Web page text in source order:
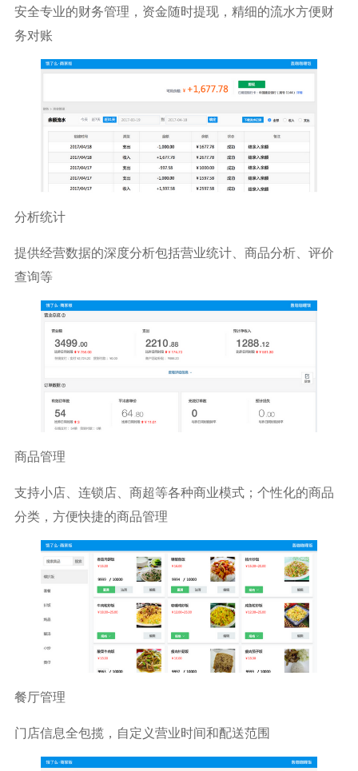
安全专业的财务管理，资金随时提现，精细的流水方便财
务对账
分析统计
提供经营数据的深度分析包括营业统计、商品分析、评价
查询等
商品管理
支持小店、连锁店、商超等各种商业模式；个性化的商品
分类，方便快捷的商品管理
餐厅管理
门店信息全包揽，自定义营业时间和配送范围